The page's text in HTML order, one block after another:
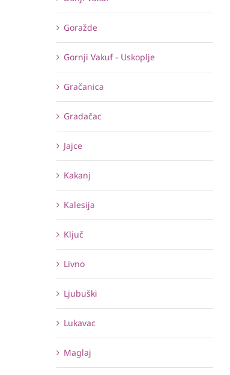
Goražde
Gornji Vakuf - Uskoplje
Gračanica
Gradačac
Jajce
Kakanj
Kalesija
Ključ
Livno
Ljubuški
Lukavac
Maglaj